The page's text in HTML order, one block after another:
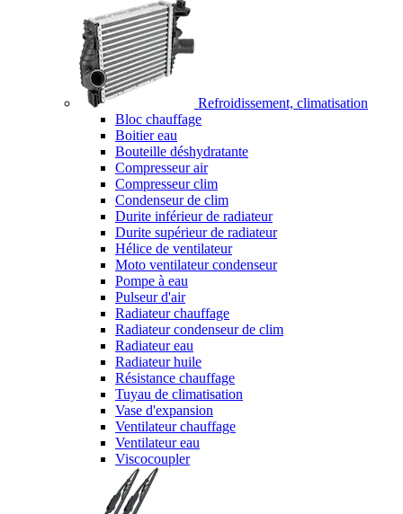
Refroidissement, climatisation
Bloc chauffage
Boitier eau
Bouteille déshydratante
Compresseur air
Compresseur clim
Condenseur de clim
Durite inférieur de radiateur
Durite supérieur de radiateur
Hélice de ventilateur
Moto ventilateur condenseur
Pompe à eau
Pulseur d'air
Radiateur chauffage
Radiateur condenseur de clim
Radiateur eau
Radiateur huile
Résistance chauffage
Tuyau de climatisation
Vase d'expansion
Ventilateur chauffage
Ventilateur eau
Viscocoupler